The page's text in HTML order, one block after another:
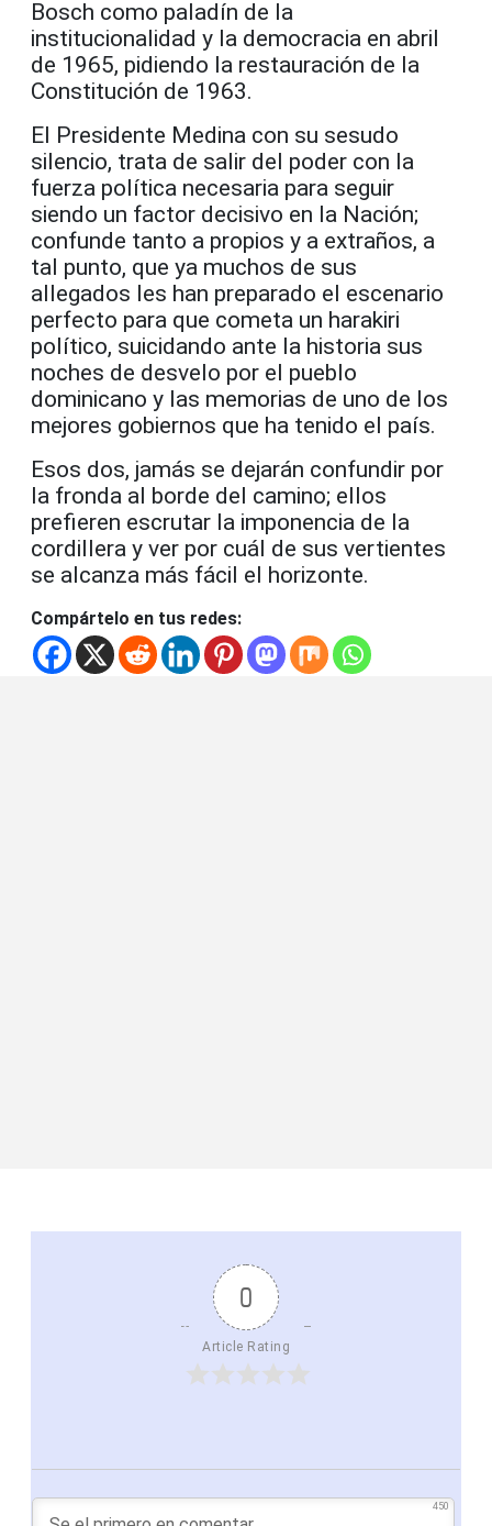
Bosch como paladín de la
institucionalidad y la democracia en abril
de 1965, pidiendo la restauración de la
Constitución de 1963.
El Presidente Medina con su sesudo
silencio, trata de salir del poder con la
fuerza política necesaria para seguir
siendo un factor decisivo en la Nación;
confunde tanto a propios y a extraños, a
tal punto, que ya muchos de sus
allegados les han preparado el escenario
perfecto para que cometa un harakiri
político, suicidando ante la historia sus
noches de desvelo por el pueblo
dominicano y las memorias de uno de los
mejores gobiernos que ha tenido el país.
Esos dos, jamás se dejarán confundir por
la fronda al borde del camino; ellos
prefieren escrutar la imponencia de la
cordillera y ver por cuál de sus vertientes
se alcanza más fácil el horizonte.
Compártelo en tus redes:
0
Article Rating
450